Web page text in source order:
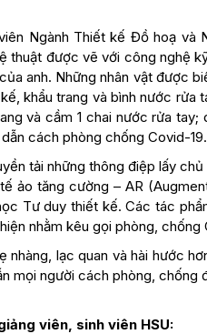
Ngành Thiết kế Đồ hoạ và
thuật được vẽ với công nghệ
anh. Những nhân vật được
khẩu trang và bình nước rửa
và cầm 1 chai nước rửa tay;
cách phòng chống Covid-
tải những thông điệp lấy
ảo tăng cường – AR
Tư duy thiết kế. Các tác
nhằm kêu gọi phòng, chống
lạc quan và hài hước
mọi người cách phòng, chống
viên, sinh viên HSU: